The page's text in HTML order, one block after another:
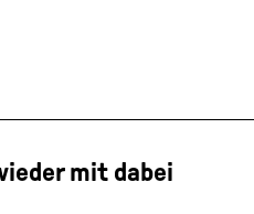
mit dabei